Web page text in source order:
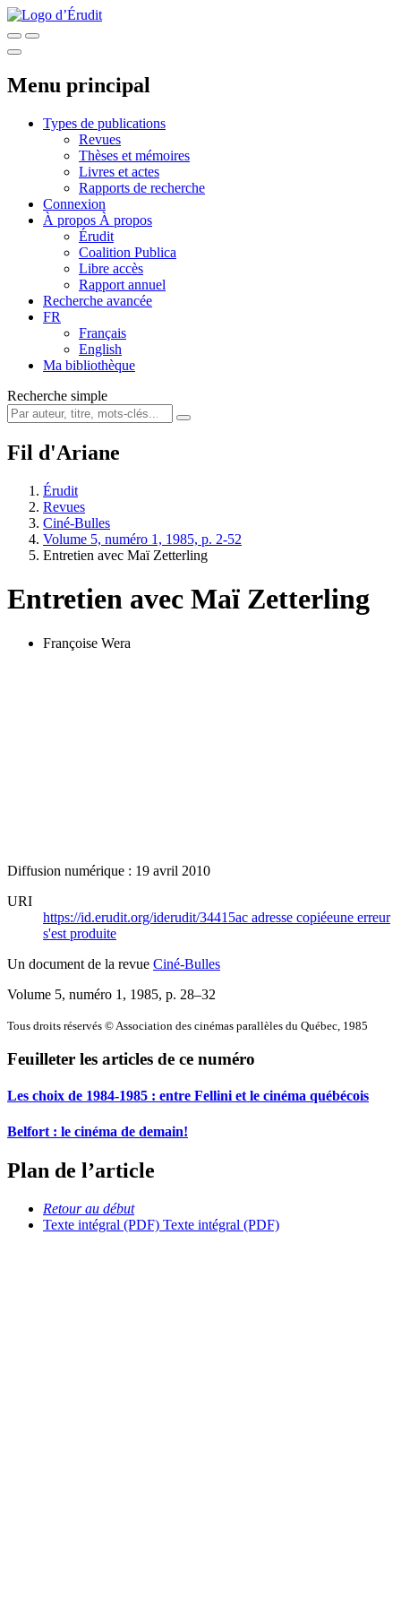
Menu principal
Types de publications
Revues
Thèses et mémoires
Livres et actes
Rapports de recherche
Connexion
À propos À propos
Érudit
Coalition Publica
Libre accès
Rapport annuel
Recherche avancée
FR
Français
English
Ma bibliothèque
Recherche simple
Fil d'Ariane
Érudit
Revues
Ciné-Bulles
Volume 5, numéro 1, 1985, p. 2-52
Entretien avec Maï Zetterling
Entretien avec Maï Zetterling
Françoise Wera
Diffusion numérique : 19 avril 2010
URI
https://id.erudit.org/iderudit/34415ac adresse copiéeune erreur
s'est produite
Un document de la revue Ciné-Bulles
Volume 5, numéro 1, 1985, p. 28–32
Tous droits réservés © Association des cinémas parallèles du Québec, 1985
Feuilleter les articles de ce numéro
Les choix de 1984-1985 : entre Fellini et le cinéma québécois
Belfort : le cinéma de demain!
Plan de l’article
Retour au début
Texte intégral (PDF) Texte intégral (PDF)